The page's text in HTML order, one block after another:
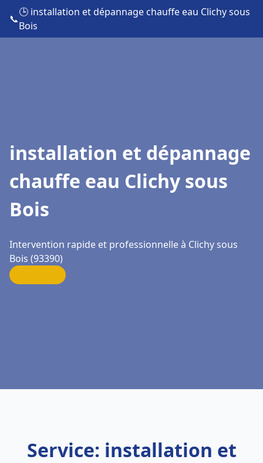
📞
🕒 installation et dépannage chauffe eau Clichy sous
Bois
installation et dépannage
chauffe eau Clichy sous
Bois
Intervention rapide et professionnelle à Clichy sous
Bois (93390)
Service: installation et